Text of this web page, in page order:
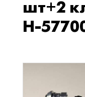
шт+2
H-